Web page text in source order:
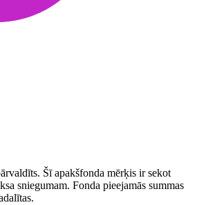
Šī apakšfonda mērķis ir sekot
sniegumam. Fonda pieejamās summas